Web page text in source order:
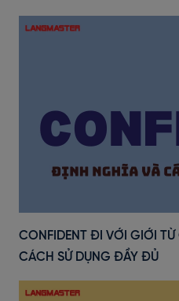
CONFIDENT ĐI VỚI GIỚI
CÁCH SỬ DỤNG ĐẦY ĐỦ